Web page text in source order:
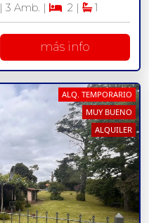
| 3 Amb. | 2 | 1
más info
ALQ. TEMPORARIO
MUY BUENO
ALQUILER